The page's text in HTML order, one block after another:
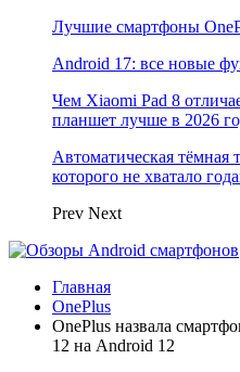
Лучшие смартфоны
Android 17: все новые
Чем Xiaomi Pad 8
планшет лучше в 2026
Автоматическая
которого не хватало
Prev Next
Главная
OnePlus
OnePlus назвала
12 на Android 12